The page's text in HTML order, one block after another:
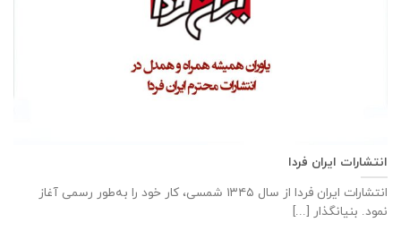
انتشارات ایران فردا
انتشارات ایران‌ فردا از سال ۱۳۴۵ شمسی، کار خود را به‌طور رسمی آغاز
نمود. بنیانگذار [...]